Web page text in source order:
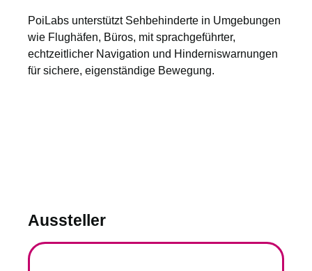
PoiLabs unterstützt Sehbehinderte in Umgebungen
wie Flughäfen, Büros, mit sprachgeführter,
echtzeitlicher Navigation und Hinderniswarnungen
für sichere, eigenständige Bewegung.
Aussteller